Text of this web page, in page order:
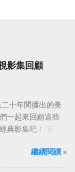
影集回顧
十年間播出的美
一起來回顧這些
典影集吧！ 首先
），這部影集最早
5月24日於美國
繼續閱讀 »